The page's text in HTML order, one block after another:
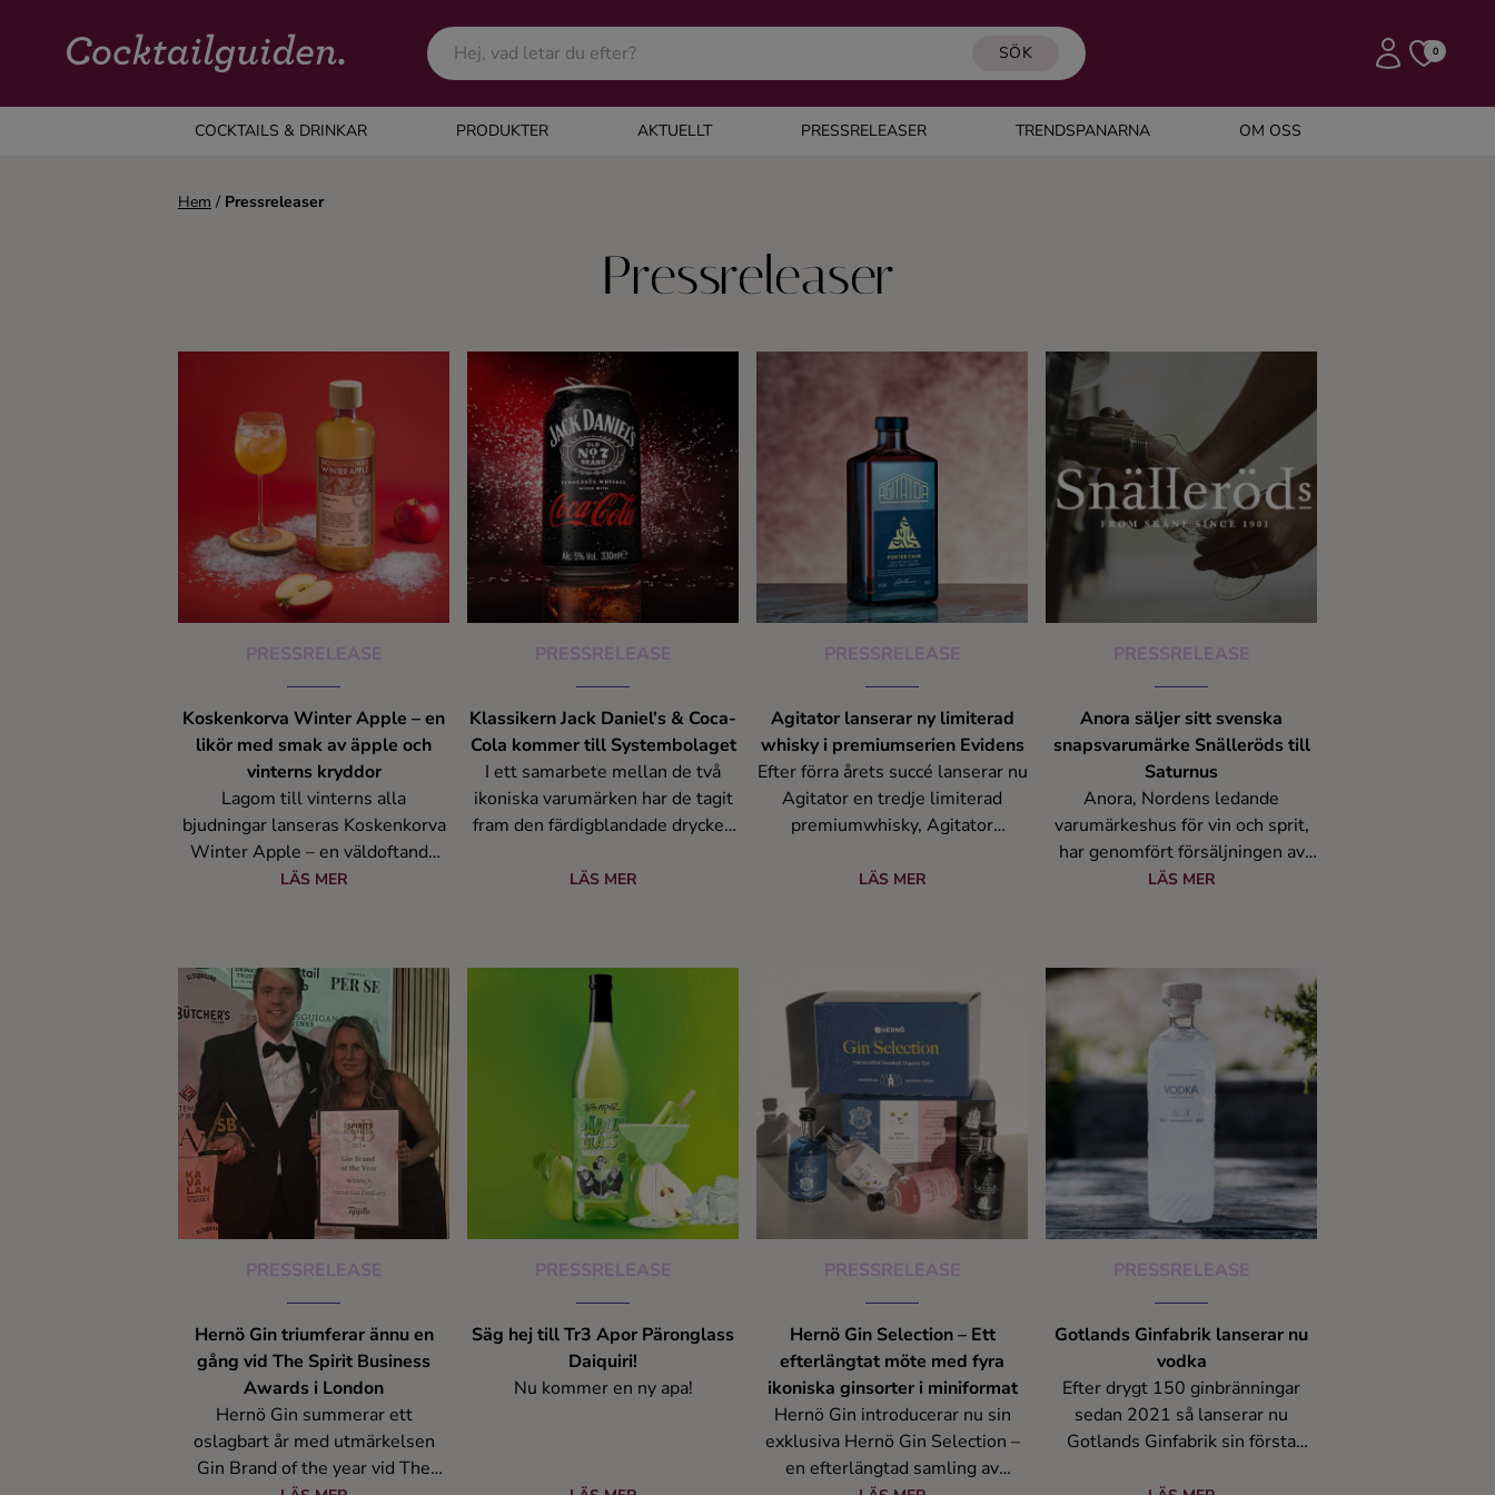
SÖK 0
COCKTAILS & DRINKAR PRODUKTER AKTUELLT PRESSRELEASER TRENDSPANARNA OM OSS
COCKTAILS & DRINKAR
Alla cocktails & drinkar
Hem / Pressreleaser
Pressreleaser
PRESSRELEASE
Koskenkorva Winter Apple – en
likör med smak av äpple och
vinterns kryddor
Lagom till vinterns alla
bjudningar lanseras Koskenkorva
Winter Apple – en väldoftande
likör med smak av friska äpplen
tillfälliga sortiment, med start 29
november.
LÄS MER
PRESSRELEASE
Klassikern Jack Daniel’s & Coca-
Cola kommer till Systembolaget
I ett samarbete mellan de två
ikoniska varumärken har de tagit
fram den färdigblandade drycken
inspiration från den klassiska och
kombinationen av Jack Daniel’s
Tennessee Whiskey och Coca-
Cola, precis som originalet. Jack
Daniel’s & Coca-Cola kommer
finnas i Systembolagets fasta
sortiment över hela Sverige.
LÄS MER
PRESSRELEASE
Agitator lanserar ny limiterad
whisky i premiumserien Evidens
Efter förra årets succé lanserar nu
Agitator en tredje limiterad
premiumwhisky, Agitator
spännande smakkombination av
utgåva är den största hittills i
LÄS MER
PRESSRELEASE
Anora säljer sitt svenska
snapsvarumärke Snälleröds till
Saturnus
Anora, Nordens ledande
varumärkeshus för vin och sprit,
har genomfört försäljningen av
sitt svenska snaps varumärke
avtalet kommer Saturnus att ta
över produktionen, distributionen
och försäljningen av Snälleröds
produkter från och med den 18
november 2024. Detta ger Anora
möjlighet att fokusera ytterligare
på sina kärnvarumärken och
effektivisera sin portfölj.
LÄS MER
PRESSRELEASE
Hernö Gin triumferar ännu en
gång vid The Spirit Business
Awards i London
Hernö Gin summerar ett
oslagbart år med utmärkelsen
Gin Brand of the year vid The
PRESSRELEASE
Säg hej till Tr3 Apor Päronglass
Daiquiri!
Nu kommer en ny apa!
PRESSRELEASE
Hernö Gin Selection – Ett
efterlängtat möte med fyra
ikoniska ginsorter i miniformat
Hernö Gin introducerar nu sin
exklusiva Hernö Gin Selection –
en efterlängtad samling av
PRESSRELEASE
Gotlands Ginfabrik lanserar nu
vodka
Efter drygt 150 ginbränningar
sedan 2021 så lanserar nu
Gotlands Ginfabrik sin första